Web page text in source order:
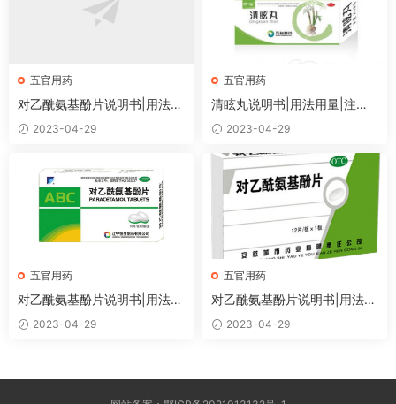
五官用药
对乙酰氨基酚片说明书|用法用
量|注意事项
2023-04-29
五官用药
清眩丸说明书|用法用量|注意
事项2023-04-29
五官用药
对乙酰氨基酚片说明书|用法用
量|注意事项
2023-04-29
五官用药
对乙酰氨基酚片说明书|用法用
量|注意事项
2023-04-29